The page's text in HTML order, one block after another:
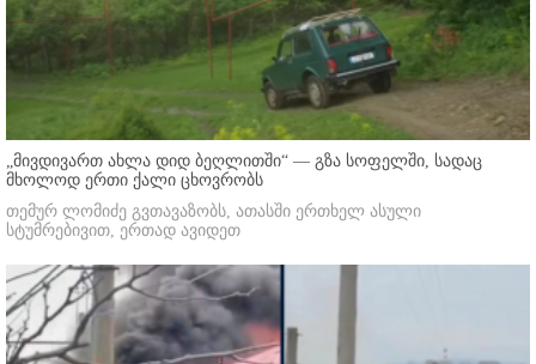
„მივდივართ ახლა დიდ ბეღლითში“ — გზა სოფელში, სადაც
მხოლოდ ერთი ქალი ცხოვრობს
თემურ ლომიძე გვთავაზობს, ათასში ერთხელ ასული
სტუმრებივით, ერთად ავიდეთ